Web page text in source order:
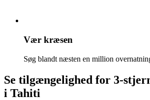
Vær kræsen
Søg blandt næsten en million
Se tilgængelighed for 3-
i Tahiti